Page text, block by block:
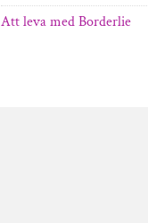
Att leva med Borderlie